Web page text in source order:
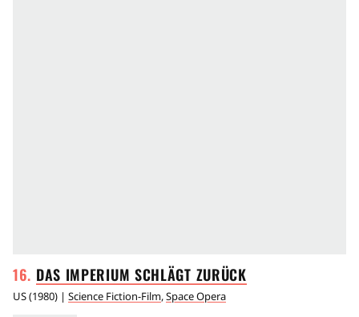
DAS IMPERIUM SCHLÄGT ZURÜCK
US(1980) | Science Fiction-Film,Space Opera